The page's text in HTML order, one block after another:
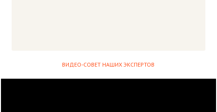
ВИДЕО-СОВЕТ НАШИХ ЭКСПЕРТОВ